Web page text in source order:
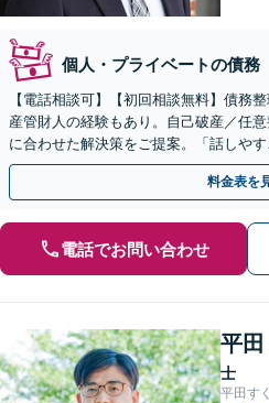
個人・プライベートの債務
【電話相談可】【初回相談無料】債務
産管財人の経験もあり。自己破産／任
に合わせた解決策をご提案。「話しや
法科大学院内にある事務所」【完全個
料金表を
電話でお問い合わせ
平
士
平田す